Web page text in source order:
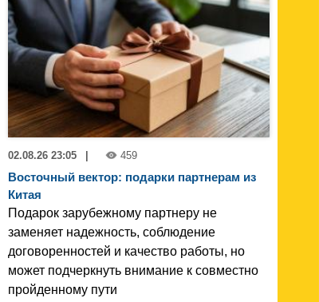
02.08.26 23:05 459
Восточный вектор: подарки партнерам из
Китая
Подарок зарубежному партнеру не
заменяет надежность, соблюдение
договоренностей и качество работы, но
может подчеркнуть внимание к совместно
пройденному пути